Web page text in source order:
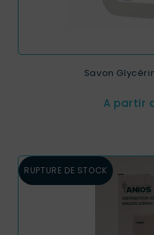
Savon
A partir
RUPTURE DE STOCK